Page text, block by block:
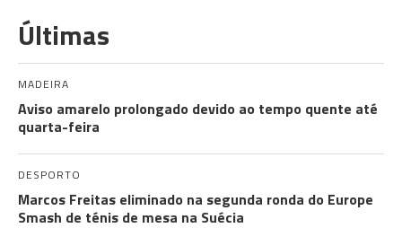
Últimas
MADEIRA
Aviso amarelo prolongado devido ao tempo quente até
quarta-feira
DESPORTO
Marcos Freitas eliminado na segunda ronda do Europe
Smash de ténis de mesa na Suécia